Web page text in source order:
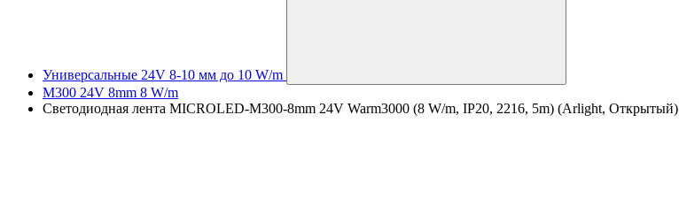
Универсальные 24V 8-10 мм до 10 W/m
M300 24V 8mm 8 W/m
Светодиодная лента MICROLED-M300-8mm 24V Warm3000 (8 W/m, IP20, 2216, 5m) (Arlight, Открытый)